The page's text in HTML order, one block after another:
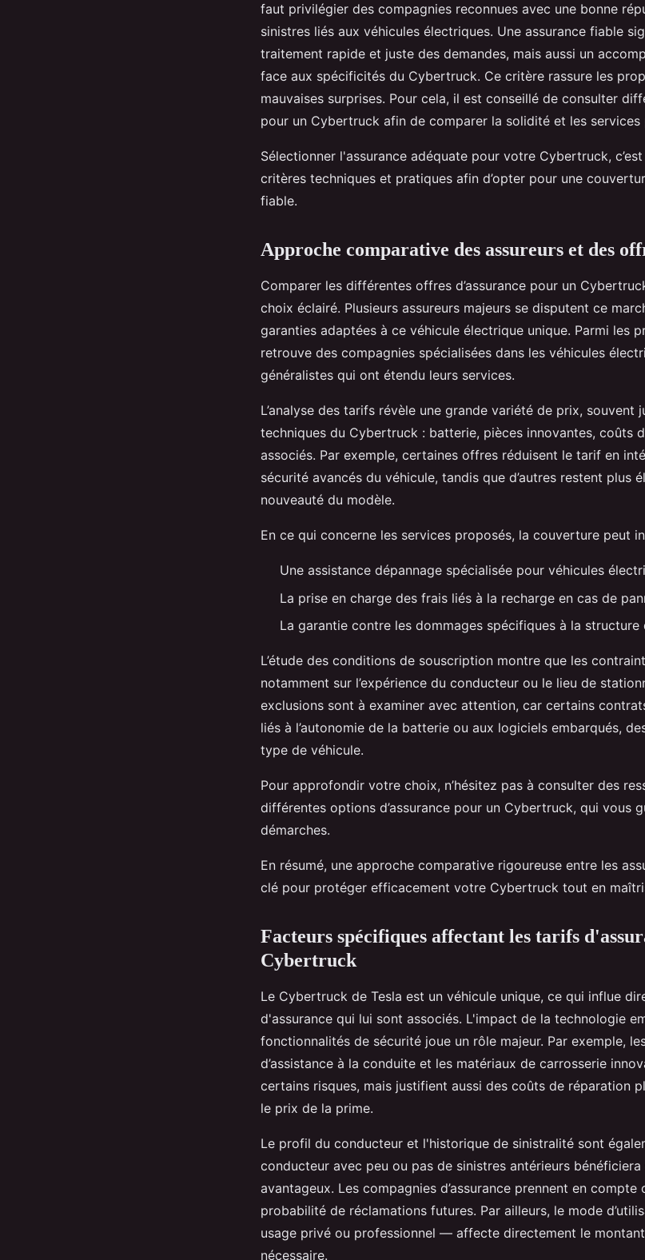
faut privilégier des compagnies reconnues avec une bonne
sinistres liés aux véhicules électriques. Une assurance fiable
traitement rapide et juste des demandes, mais aussi un
face aux spécificités du Cybertruck. Ce critère rassure les
mauvaises surprises. Pour cela, il est conseillé de consulter
pour un Cybertruck afin de comparer la solidité et les services
Sélectionner l'assurance adéquate pour votre Cybertruck,
critères techniques et pratiques afin d’opter pour une
fiable.
Approche comparative des assureurs et des
Comparer les différentes offres d’assurance pour un
choix éclairé. Plusieurs assureurs majeurs se disputent ce
garanties adaptées à ce véhicule électrique unique. Parmi les
retrouve des compagnies spécialisées dans les véhicules
généralistes qui ont étendu leurs services.
L’analyse des tarifs révèle une grande variété de prix,
techniques du Cybertruck : batterie, pièces innovantes, coûts
associés. Par exemple, certaines offres réduisent le tarif en
sécurité avancés du véhicule, tandis que d’autres restent plus
nouveauté du modèle.
En ce qui concerne les services proposés, la couverture peut
Une assistance dépannage spécialisée pour véhicules
La prise en charge des frais liés à la recharge en cas de
La garantie contre les dommages spécifiques à la
L’étude des conditions de souscription montre que les
notamment sur l’expérience du conducteur ou le lieu de
exclusions sont à examiner avec attention, car certains
liés à l’autonomie de la batterie ou aux logiciels embarqués,
type de véhicule.
Pour approfondir votre choix, n’hésitez pas à consulter des
différentes options d’assurance pour un Cybertruck, qui vous
démarches.
En résumé, une approche comparative rigoureuse entre les
clé pour protéger efficacement votre Cybertruck tout en
Facteurs spécifiques affectant les tarifs
Cybertruck
Le Cybertruck de Tesla est un véhicule unique, ce qui influe
d'assurance qui lui sont associés. L'impact de la technologie
fonctionnalités de sécurité joue un rôle majeur. Par exemple,
d’assistance à la conduite et les matériaux de carrosserie
certains risques, mais justifient aussi des coûts de réparation
le prix de la prime.
Le profil du conducteur et l'historique de sinistralité sont
conducteur avec peu ou pas de sinistres antérieurs bénéficiera
avantageux. Les compagnies d’assurance prennent en
probabilité de réclamations futures. Par ailleurs, le mode
usage privé ou professionnel — affecte directement le
nécessaire.